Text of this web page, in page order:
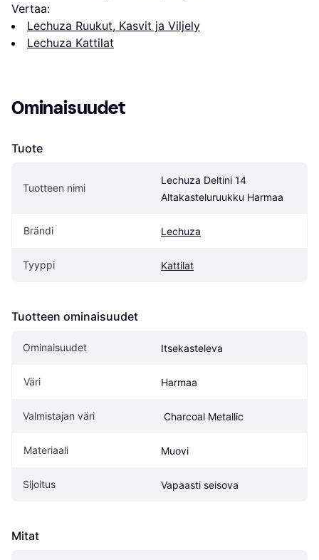
Vertaa:
Lechuza Ruukut, Kasvit ja Viljely
Lechuza Kattilat
Ominaisuudet
Tuote
Tuotteen nimi
Lechuza Deltini 14
Altakasteluruukku Harmaa
Brändi Lechuza
Tyyppi Kattilat
Tuotteen ominaisuudet
Ominaisuudet Itsekasteleva
Väri Harmaa
Valmistajan väri Charcoal Metallic
Materiaali Muovi
Sijoitus Vapaasti seisova
Mitat